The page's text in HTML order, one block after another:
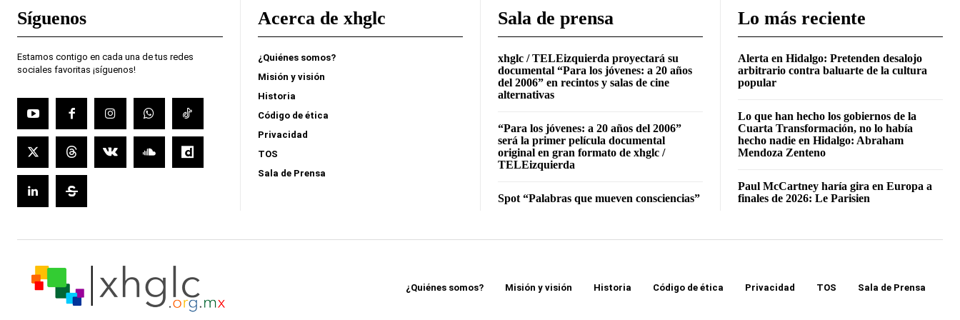
Síguenos
Estamos contigo en cada una de tus redes
sociales favoritas ¡síguenos!
Acerca de xhglc
¿Quiénes somos?
Misión y visión
Historia
Código de ética
Privacidad
TOS
Sala de Prensa
Sala de prensa
xhglc / TELEizquierda proyectará su
documental “Para los jóvenes: a 20 años
del 2006” en recintos y salas de cine
alternativas
“Para los jóvenes: a 20 años del 2006”
será la primer película documental
original en gran formato de xhglc /
TELEizquierda
Spot “Palabras que mueven consciencias”
Lo más reciente
Alerta en Hidalgo: Pretenden desalojo
arbitrario contra baluarte de la cultura
popular
Lo que han hecho los gobiernos de la
Cuarta Transformación, no lo había
hecho nadie en Hidalgo: Abraham
Mendoza Zenteno
Paul McCartney haría gira en Europa a
finales de 2026: Le Parisien
¿Quiénes somos? Misión y visión Historia Código de ética Privacidad TOS Sala de Prensa